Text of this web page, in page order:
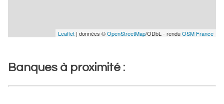
Leaflet | données ©OpenStreetMap/ODbL - renduOSM France
Banques à proximité :